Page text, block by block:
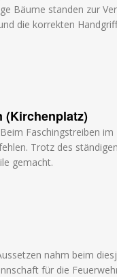
Bäume standen zur
die korrekten
(Kirchenplatz)
Faschingstreiben
Trotz des
gemacht.
nahm beim
für die